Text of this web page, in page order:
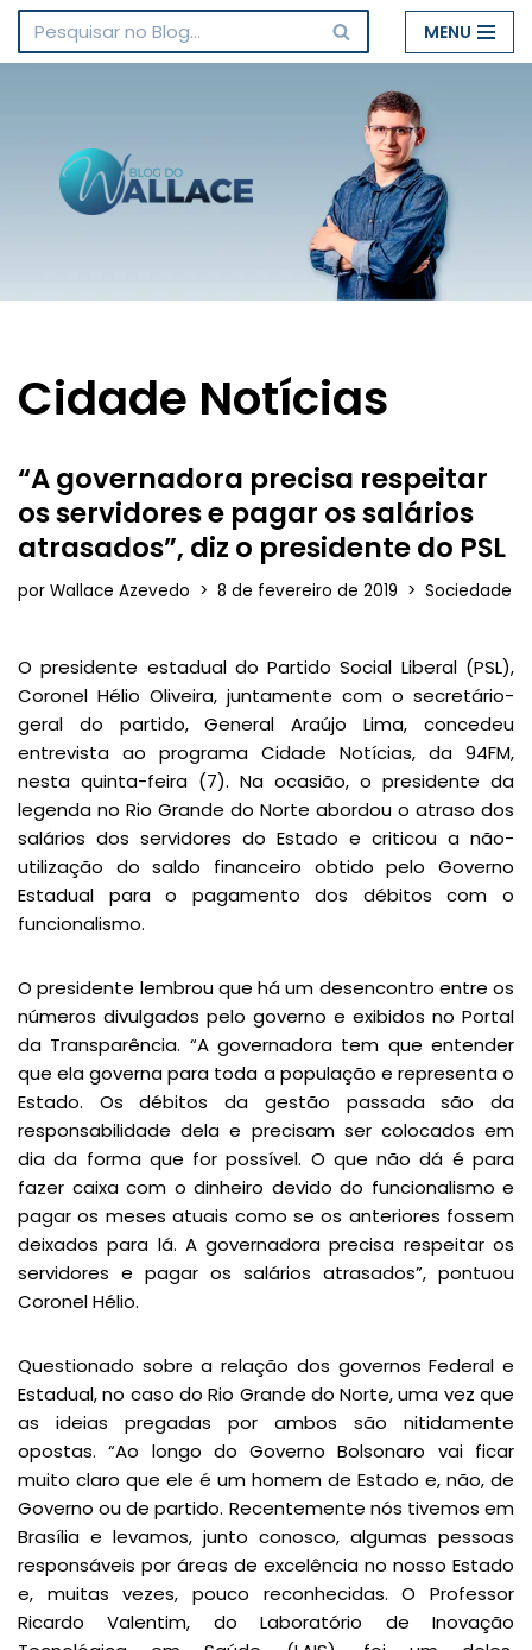
Pular
conteúdo
MENU
Cidade Notícias
“A governadora precisa respeitar
os servidores e pagar os salários
atrasados”, diz o presidente do PSL
por Wallace Azevedo 8 de fevereiro de 2019 Sociedade
O presidente estadual do Partido Social Liberal (PSL),
Coronel Hélio Oliveira, juntamente com o secretário-
geral do partido, General Araújo Lima, concedeu
entrevista ao programa Cidade Notícias, da 94FM,
nesta quinta-feira (7). Na ocasião, o presidente da
legenda no Rio Grande do Norte abordou o atraso dos
salários dos servidores do Estado e criticou a não-
utilização do saldo financeiro obtido pelo Governo
Estadual para o pagamento dos débitos com o
funcionalismo.
O presidente lembrou que há um desencontro entre os
números divulgados pelo governo e exibidos no Portal
da Transparência. “A governadora tem que entender
que ela governa para toda a população e representa o
Estado. Os débitos da gestão passada são da
responsabilidade dela e precisam ser colocados em
dia da forma que for possível. O que não dá é para
fazer caixa com o dinheiro devido do funcionalismo e
pagar os meses atuais como se os anteriores fossem
deixados para lá. A governadora precisa respeitar os
servidores e pagar os salários atrasados”, pontuou
Coronel Hélio.
Questionado sobre a relação dos governos Federal e
Estadual, no caso do Rio Grande do Norte, uma vez que
as ideias pregadas por ambos são nitidamente
opostas. “Ao longo do Governo Bolsonaro vai ficar
muito claro que ele é um homem de Estado e, não, de
Governo ou de partido. Recentemente nós tivemos em
Brasília e levamos, junto conosco, algumas pessoas
responsáveis por áreas de excelência no nosso Estado
e, muitas vezes, pouco reconhecidas. O Professor
Ricardo Valentim, do Laboratório de Inovação